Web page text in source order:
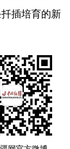
插培育的新